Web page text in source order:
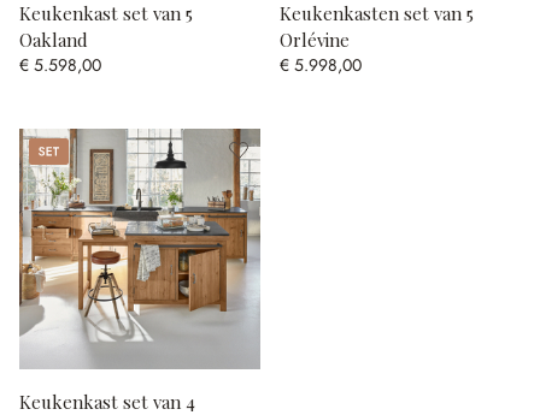
Keukenkast set van 5
Oakland
€ 5.598,00
Keukenkasten set van 5
Orlévine
€ 5.998,00
Set
Keukenkast set van 4